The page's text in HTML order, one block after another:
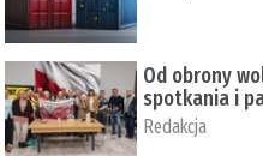
Od obrony
spotkania i
Redakcja